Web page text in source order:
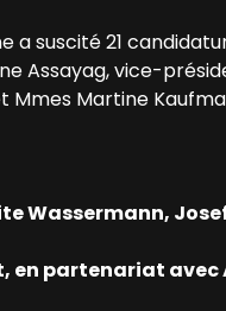
suscité 21
Assayag, vice-
Martine
Wassermann,
en partenariat